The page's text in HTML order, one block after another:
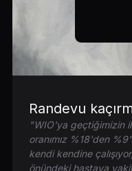
Randevu
"WIO'ya geçtiğimizin
oranımız %18'den
kendi kendine
önündeki hastaya